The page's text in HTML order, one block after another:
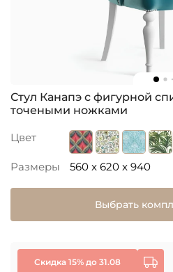
Стул Канапэ с фигурной
точеными ножками
Цвет
Размеры 560 x 620 x 940
Выбрать
Скидка 15% до 31.08